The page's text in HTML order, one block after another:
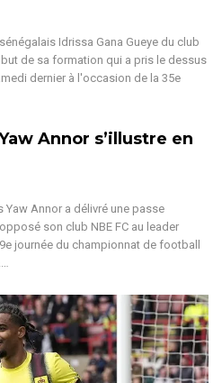
Idrissa Gana Gueye du club
de sa formation qui a pris le dessus
dernier à l'occasion de la 35e
Annor s’illustre en
Annor a délivré une passe
son club NBE FC au leader
journée du championnat de football